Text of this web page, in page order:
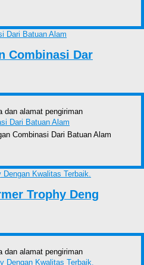
Combinasi Dar
dan alamat pengiriman
Combinasi Dari Batuan Alam
Trophy Deng
dan alamat pengiriman